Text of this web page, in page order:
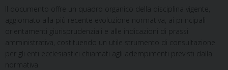
Il documento offre un quadro organico della disciplina vigente,
aggiornato alla più recente evoluzione normativa, ai principali
orientamenti giurisprudenziali e alle indicazioni di prassi
amministrativa, costituendo un utile strumento di consultazione
per gli enti ecclesiastici chiamati agli adempimenti previsti dalla
normativa.